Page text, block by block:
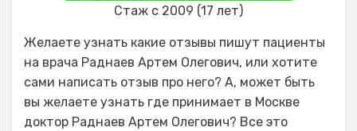
Стаж с 2009 (17 лет)
Желаете узнать какие отзывы пишут пациенты
на врача Раднаев Артем Олегович, или хотите
сами написать отзыв про него? А, может быть
вы желаете узнать где принимает в Москве
доктор Раднаев Артем Олегович? Все это